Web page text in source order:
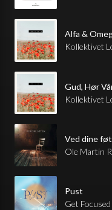
Alfa &
Kollektivet
Gud, Hør
Kollektivet
Ved dine
Ole Martin
Pust
Get Focused